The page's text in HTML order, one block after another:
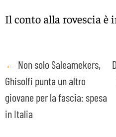
Il conto alla rovescia è
Post
navigation
← Non solo Saleamekers,
Ghisolfi punta un altro
giovane per la fascia: spesa
in Italia